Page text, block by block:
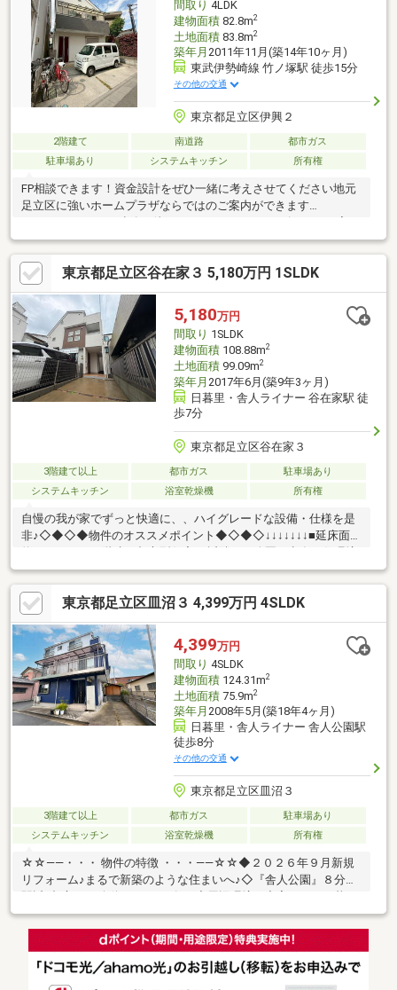
間取り 4LDK
建物面積82.8m2
土地面積83.8m2
築年月 2011年11月(築14年10ヶ月)
東武伊勢崎線 竹ノ塚駅 徒歩15分
その他の交通
東京都足立区伊興２
2階建て 南道路
都市ガス
駐車場あり
システムキッチン 所有権
FP相談できます！資金設計をぜひ一緒に考えさせてください地元
足立区に強いホームプラザならではのご案内ができます
備！待ち時間にYouTubeやゲームで遊べます♪お子様も飽きずに楽
しめますのでぜひご家族そろってお越しください！お菓子や種類
豊富なドリンクもご用意♪お気軽にお立ち寄りください♪
東京都足立区谷在家３ 5,180万円 1SLDK
5,180万円
間取り 1SLDK
建物面積108.88m2
土地面積99.09m2
築年月 2017年6月(築9年3ヶ月)
日暮里・舎人ライナー 谷在家駅 徒
歩7分
東京都足立区谷在家３
3階建て以上 都市ガス
駐車場あり
システムキッチン
浴室乾燥機 所有権
自慢の我が家でずっと快適に、、ハイグレードな設備・仕様を是
非♪◇◆◇◆物件のオススメポイント◆◇◆◇↓↓↓↓↓↓↓■延床面積
約１０８㎡の３階建て都市型住宅♪■近隣には公園が点在し住環境
良好♪■教育施設がすべて10分以内で親御様も安心です♪■前面道路
が広く見通しが良く安全です♪■ライフステージを大きく広げる駅
近物件♪■南向き2面バルコニーで、お洗濯物も快適です♪■スーパ
ーマーケットも近くにあり買い物も便利です♪周辺に毎日使いたい
施設が揃う・・トータルに整った立地！ゆとりと独立性を備え
た、４部屋独立設計♪拘りをディレクションした空間設計が住まう
人を魅了します♪
東京都足立区皿沼３ 4,399万円 4SLDK
4,399万円
間取り 4SLDK
建物面積124.31m2
土地面積75.9m2
築年月 2008年5月(築18年4ヶ月)
日暮里・舎人ライナー 舎人公園駅
徒歩8分
その他の交通
東京都足立区皿沼３
3階建て以上 都市ガス
駐車場あり
システムキッチン
浴室乾燥機 所有権
☆☆――・・・ 物件の特徴 ・・・――☆☆◆２０２６年９月新規
リフォーム♪まるで新築のような住まいへ♪◇『舎人公園』８分と
しやすい住環境♪◇即日内見可能です♪詳細はお気軽にお問い合わ
せください♪どこよりも「スピーディー」かつ「的確」にサポート
させていただきます！☆☆――・・・ 弊社オリジナル無料サポー